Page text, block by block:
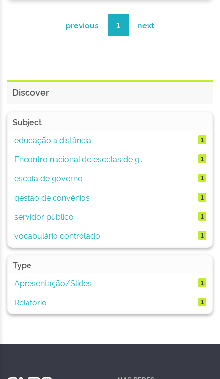
previous 1 next
Discover
Subject
educação a distância
1
Encontro nacional de escolas de g... 1
escola de governo 1
gestão de convênios 1
servidor público 1
vocabulário controlado 1
Type
Apresentação/Slides
1
Relatório 1